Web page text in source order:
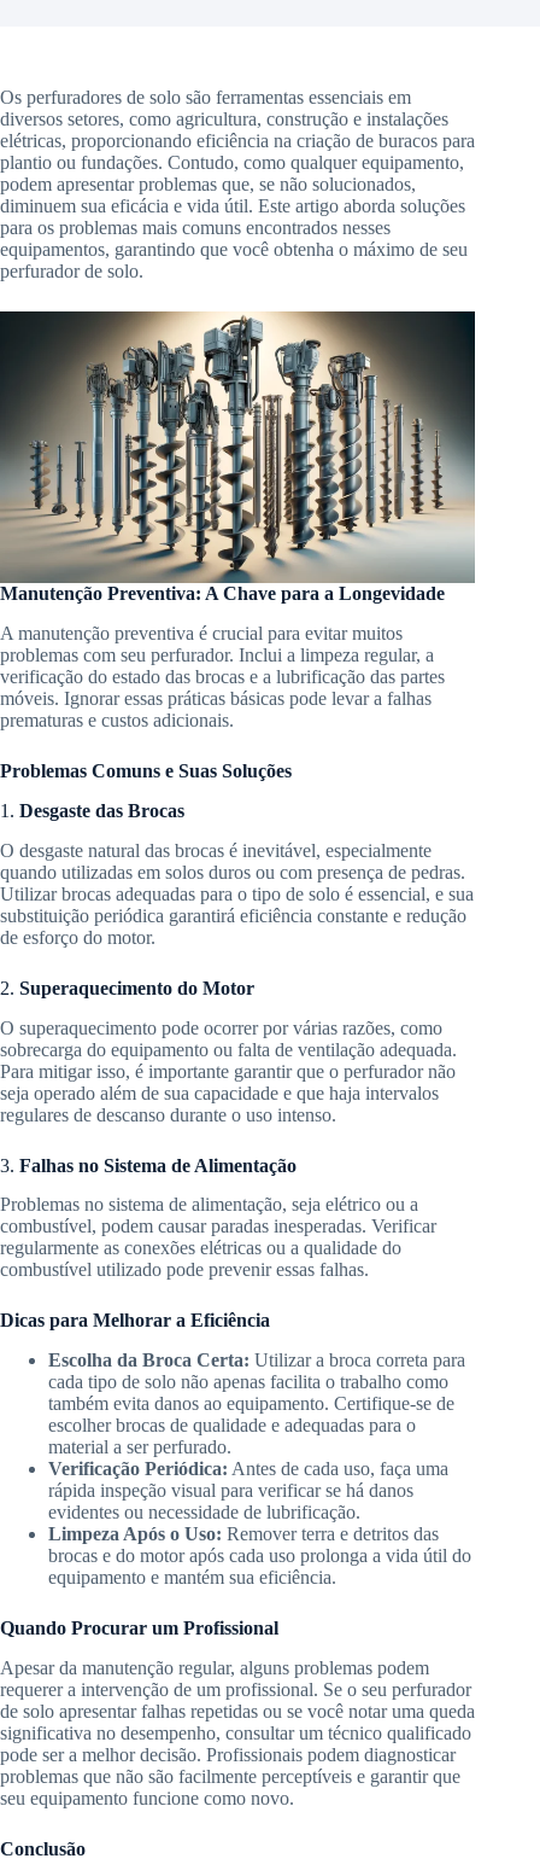
Os perfuradores de solo são ferramentas essenciais em
diversos setores, como agricultura, construção e instalações
elétricas, proporcionando eficiência na criação de buracos para
plantio ou fundações. Contudo, como qualquer equipamento,
podem apresentar problemas que, se não solucionados,
diminuem sua eficácia e vida útil. Este artigo aborda soluções
para os problemas mais comuns encontrados nesses
equipamentos, garantindo que você obtenha o máximo de seu
perfurador de solo.
Manutenção Preventiva: A Chave para a Longevidade
A manutenção preventiva é crucial para evitar muitos
problemas com seu perfurador. Inclui a limpeza regular, a
verificação do estado das brocas e a lubrificação das partes
móveis. Ignorar essas práticas básicas pode levar a falhas
prematuras e custos adicionais.
Problemas Comuns e Suas Soluções
1. Desgaste das Brocas
O desgaste natural das brocas é inevitável, especialmente
quando utilizadas em solos duros ou com presença de pedras.
Utilizar brocas adequadas para o tipo de solo é essencial, e sua
substituição periódica garantirá eficiência constante e redução
de esforço do motor.
2. Superaquecimento do Motor
O superaquecimento pode ocorrer por várias razões, como
sobrecarga do equipamento ou falta de ventilação adequada.
Para mitigar isso, é importante garantir que o perfurador não
seja operado além de sua capacidade e que haja intervalos
regulares de descanso durante o uso intenso.
3. Falhas no Sistema de Alimentação
Problemas no sistema de alimentação, seja elétrico ou a
combustível, podem causar paradas inesperadas. Verificar
regularmente as conexões elétricas ou a qualidade do
combustível utilizado pode prevenir essas falhas.
Dicas para Melhorar a Eficiência
Escolha da Broca Certa: Utilizar a broca correta para
cada tipo de solo não apenas facilita o trabalho como
também evita danos ao equipamento. Certifique-se de
escolher brocas de qualidade e adequadas para o
material a ser perfurado.
Verificação Periódica: Antes de cada uso, faça uma
rápida inspeção visual para verificar se há danos
evidentes ou necessidade de lubrificação.
Limpeza Após o Uso: Remover terra e detritos das
brocas e do motor após cada uso prolonga a vida útil do
equipamento e mantém sua eficiência.
Quando Procurar um Profissional
Apesar da manutenção regular, alguns problemas podem
requerer a intervenção de um profissional. Se o seu perfurador
de solo apresentar falhas repetidas ou se você notar uma queda
significativa no desempenho, consultar um técnico qualificado
pode ser a melhor decisão. Profissionais podem diagnosticar
problemas que não são facilmente perceptíveis e garantir que
seu equipamento funcione como novo.
Conclusão